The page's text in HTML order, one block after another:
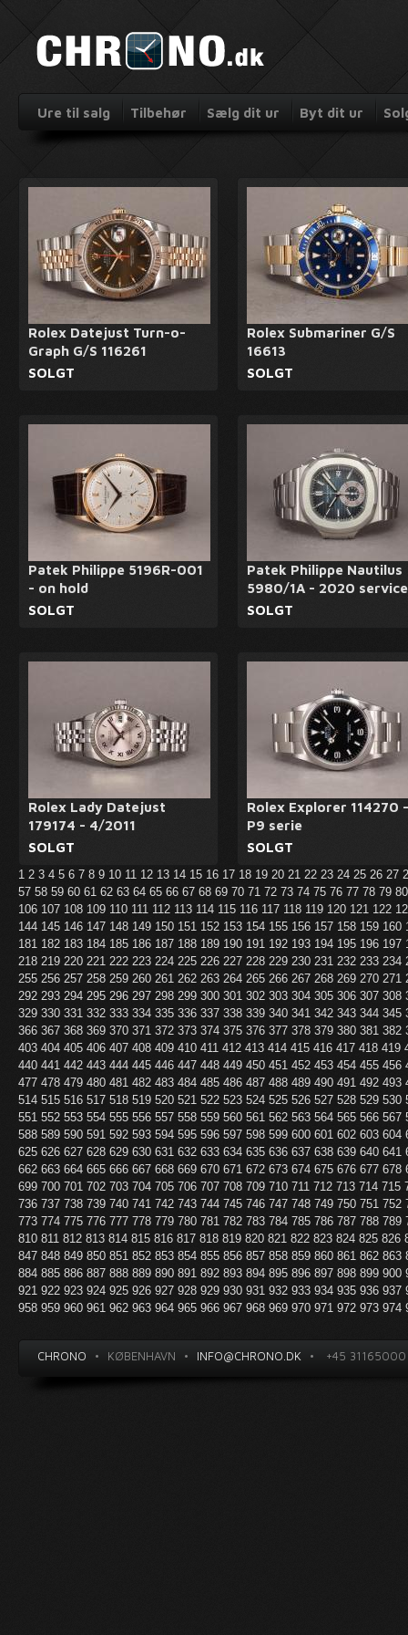
Ure til salg Tilbehør Sælg dit ur Byt dit ur
Rolex Datejust Turn-o-
Graph G/S 116261
SOLGT
Rolex Submariner G/S
16613
SOLGT
Patek Philippe 5196R-001
- on hold
SOLGT
Patek Philippe Nautilus
5980/1A - 2020 service
SOLGT
Rolex Lady Datejust
179174 - 4/2011
SOLGT
Rolex Explorer 114270 -
P9 serie
SOLGT
1 2 3 4 5 6 7 8 9 10 11 12 13 14 15 16 17 18 19 20 21 22 23 24 25 26 27
57 58 59 60 61 62 63 64 65 66 67 68 69 70 71 72 73 74 75 76 77 78 79
106 107 108 109 110 111 112 113 114 115 116 117 118 119 120 121 122
144 145 146 147 148 149 150 151 152 153 154 155 156 157 158 159 160
181 182 183 184 185 186 187 188 189 190 191 192 193 194 195 196 197
218 219 220 221 222 223 224 225 226 227 228 229 230 231 232 233 234
255 256 257 258 259 260 261 262 263 264 265 266 267 268 269 270 271
292 293 294 295 296 297 298 299 300 301 302 303 304 305 306 307 308
329 330 331 332 333 334 335 336 337 338 339 340 341 342 343 344 345
366 367 368 369 370 371 372 373 374 375 376 377 378 379 380 381 382
403 404 405 406 407 408 409 410 411 412 413 414 415 416 417 418 419
440 441 442 443 444 445 446 447 448 449 450 451 452 453 454 455 456
477 478 479 480 481 482 483 484 485 486 487 488 489 490 491 492 493
514 515 516 517 518 519 520 521 522 523 524 525 526 527 528 529 530
551 552 553 554 555 556 557 558 559 560 561 562 563 564 565 566 567
588 589 590 591 592 593 594 595 596 597 598 599 600 601 602 603 604
625 626 627 628 629 630 631 632 633 634 635 636 637 638 639 640 641
662 663 664 665 666 667 668 669 670 671 672 673 674 675 676 677 678
699 700 701 702 703 704 705 706 707 708 709 710 711 712 713 714 715
736 737 738 739 740 741 742 743 744 745 746 747 748 749 750 751 752
773 774 775 776 777 778 779 780 781 782 783 784 785 786 787 788 789
810 811 812 813 814 815 816 817 818 819 820 821 822 823 824 825 826
847 848 849 850 851 852 853 854 855 856 857 858 859 860 861 862 863
884 885 886 887 888 889 890 891 892 893 894 895 896 897 898 899 900
921 922 923 924 925 926 927 928 929 930 931 932 933 934 935 936 937
958 959 960 961 962 963 964 965 966 967 968 969 970 971 972 973 974
CHRONO • KØBENHAVN • INFO@CHRONO.DK • +45 31165000